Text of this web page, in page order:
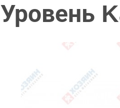
Уровень